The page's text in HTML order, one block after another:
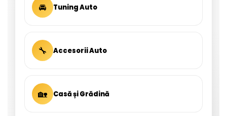
🚘 Tuning Auto
🔧 Accesorii Auto
🏡 Casă și Grădină